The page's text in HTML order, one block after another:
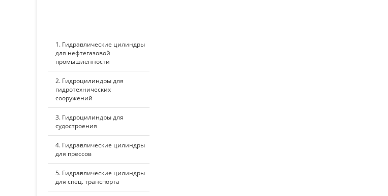
1. Гидравлические цилиндры
для нефтегазовой
промышленности
2. Гидроцилиндры для
гидротехнических
сооружений
3. Гидроцилиндры для
судостроения
4. Гидравлические цилиндры
для прессов
5. Гидравлические цилиндры
для спец. транспорта